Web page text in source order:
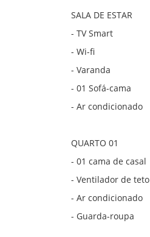
SALA DE ESTAR
- TV Smart
- Wi-fi
- Varanda
- 01 Sofá-cama
- Ar condicionado
QUARTO 01
- 01 cama de casal
- Ventilador de teto
- Ar condicionado
- Guarda-roupa